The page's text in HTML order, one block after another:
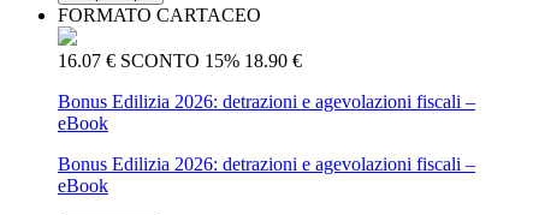
FORMATO CARTACEO
16.07 € SCONTO 15% 18.90 €
Bonus Edilizia 2026: detrazioni e agevolazioni fiscali –
eBook
Bonus Edilizia 2026: detrazioni e agevolazioni fiscali –
eBook